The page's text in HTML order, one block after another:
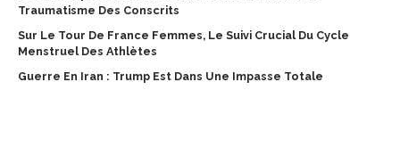
Traumatisme Des Conscrits
Sur Le Tour De France Femmes, Le Suivi Crucial Du Cycle
Menstruel Des Athlètes
Guerre En Iran : Trump Est Dans Une Impasse Totale